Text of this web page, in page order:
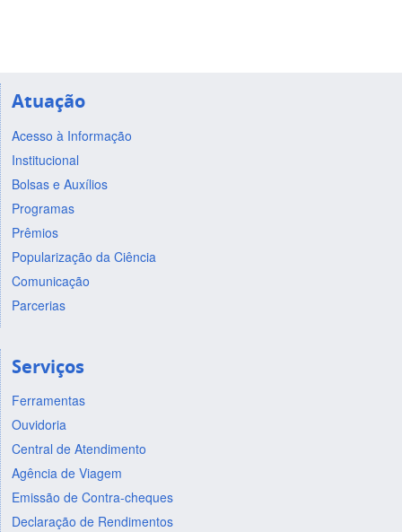
Atuação
Acesso à Informação
Institucional
Bolsas e Auxílios
Programas
Prêmios
Popularização da Ciência
Comunicação
Parcerias
Serviços
Ferramentas
Ouvidoria
Central de Atendimento
Agência de Viagem
Emissão de Contra-cheques
Declaração de Rendimentos